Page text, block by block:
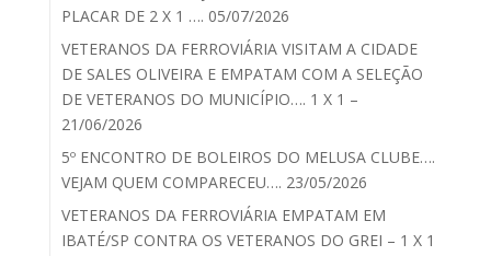
PLACAR DE 2 X 1 …. 05/07/2026
VETERANOS DA FERROVIÁRIA VISITAM A CIDADE
DE SALES OLIVEIRA E EMPATAM COM A SELEÇÃO
DE VETERANOS DO MUNICÍPIO…. 1 X 1 –
21/06/2026
5º ENCONTRO DE BOLEIROS DO MELUSA CLUBE….
VEJAM QUEM COMPARECEU…. 23/05/2026
VETERANOS DA FERROVIÁRIA EMPATAM EM
IBATÉ/SP CONTRA OS VETERANOS DO GREI – 1 X 1